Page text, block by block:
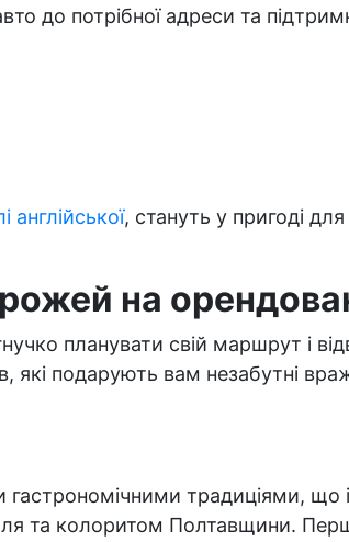
до потрібної адреси та
англійської, стануть у пригоді
на
планувати свій маршрут і
подарують вам незабутні
традиціями, що
та колоритом Полтавщини.